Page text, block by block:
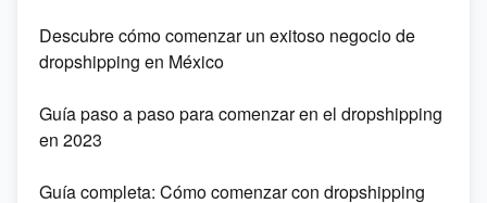
Descubre cómo comenzar un exitoso negocio de
dropshipping en México
Guía paso a paso para comenzar en el dropshipping
en 2023
Guía completa: Cómo comenzar con dropshipping